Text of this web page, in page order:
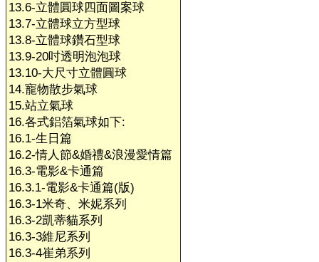
13.6-立體圓球四面圖案球
13.7-立體球立方型球
13.8-立體球鑽石型球
13.9-20吋透明泡泡球
13.10-大尺寸立體圓球
14.寵物散步氣球
15.站立氣球
16.各式鋁箔氣球如下:
16.1-生日篇
16.2-情人節&婚禮&浪漫愛情篇
16.3-電影&卡通篇
16.3.1-電影&卡通篇(版)
16.3-1米奇、米妮系列
16.3-2凱蒂貓系列
16.3-3維尼系列
16.3-4崔弟系列